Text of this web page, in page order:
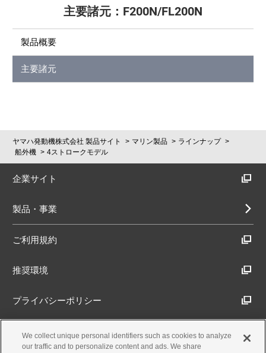
主要諸元：F200N/FL200N
製品概要
主要諸元
ヤマハ発動機株式会社 製品サイト マリン製品
ラインナップ
船外機
4ストロークモデル
企業サイト
製品・事業
ご利用規約
推奨環境
プライバシーポリシー
Cookieポリシー
We collect unique personal identifiers such as cookies to analyze
our traffic and to personalize content and ads. We share